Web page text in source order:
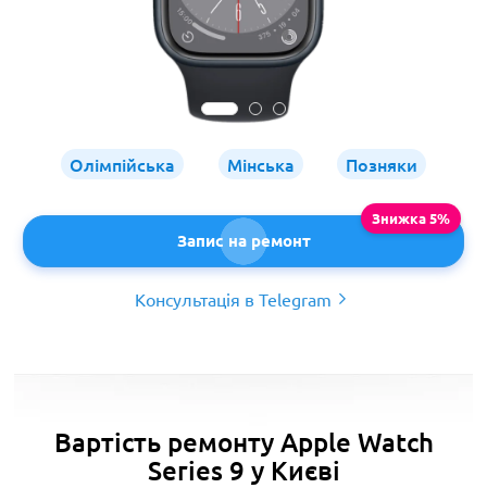
Олімпійська Мінська Позняки
Запис на ремонт
Консультація в Telegram
Вартість ремонту Apple Watch
Series 9 у Києві